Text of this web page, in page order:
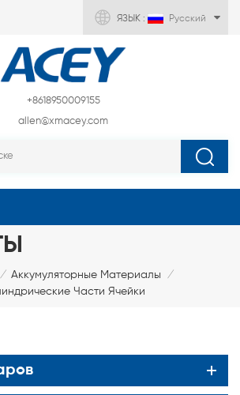
ЯЗЫК : Русский
+8618950009155
allen@xmacey.com
/ Аккумуляторные Материалы /
Части Ячейки